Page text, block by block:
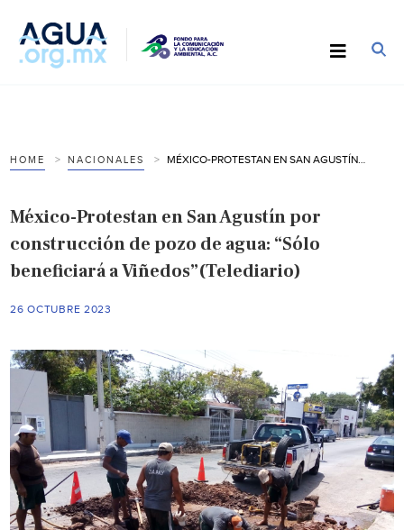
HOME NACIONALES
México-Protestan en San Agustín por
construcción de pozo de agua: “Sólo
beneficiará a Viñedos”(Telediario)
26 OCTUBRE 2023